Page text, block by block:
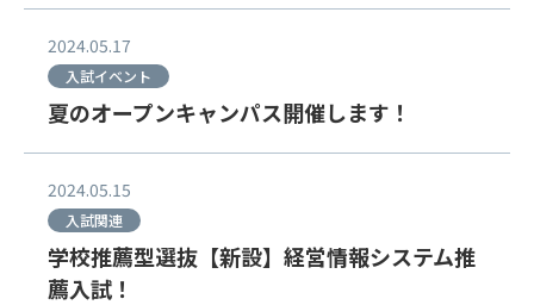
2024.05.17
入試イベント
夏のオープンキャンパス開催します！
2024.05.15
入試関連
学校推薦型選抜【新設】経営情報システム推
薦入試！